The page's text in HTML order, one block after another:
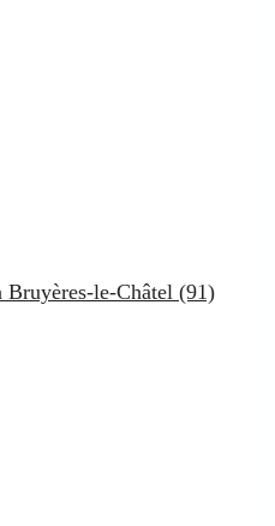
Bruyères-le-Châtel (91)